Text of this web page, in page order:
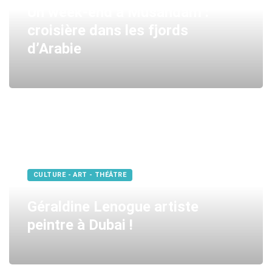
croisière dans les fjords
d’Arabie
CULTURE - ART - THÉÂTRE
Géraldine Lenogue artiste
peintre à Dubai !